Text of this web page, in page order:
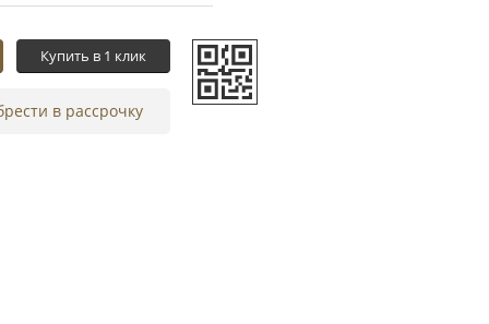
Купить в 1 клик
в рассрочку